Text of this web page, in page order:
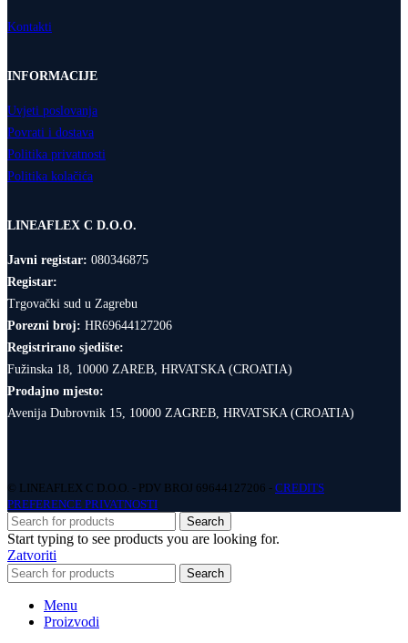
Kontakti
INFORMACIJE
Uvjeti poslovanja
Povrati i dostava
Politika privatnosti
Politika kolačića
LINEAFLEX C D.O.O.
Javni registar: 080346875
Registar:
Trgovački sud u Zagrebu
Porezni broj: HR69644127206
Registrirano sjedište:
Fužinska 18, 10000 ZAREB, HRVATSKA (CROATIA)
Prodajno mjesto:
Avenija Dubrovnik 15, 10000 ZAGREB, HRVATSKA (CROATIA)
© LINEAFLEX C D.O.O. - PDV BROJ 69644127206 - CREDITS
PREFERENCE PRIVATNOSTI
Search
Start typing to see products you are looking for.
Zatvoriti
Search
Menu
Proizvodi